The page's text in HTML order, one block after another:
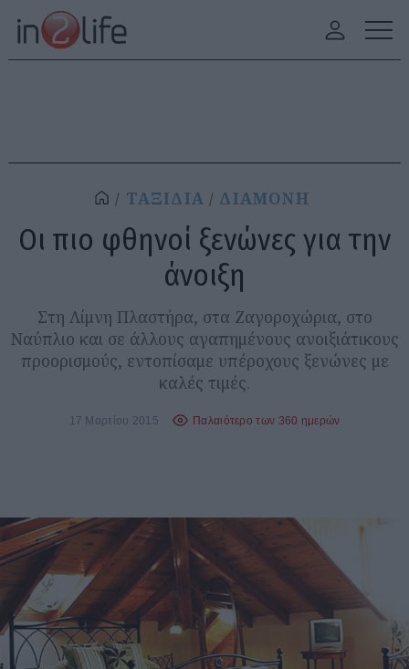
ΤΑΞΙΔΙΑ ΔΙΑΜΟΝΗ
Οι πιο φθηνοί ξενώνες για την
άνοιξη
Στη Λίμνη Πλαστήρα, στα Ζαγοροχώρια, στο
Ναύπλιο και σε άλλους αγαπημένους ανοιξιάτικους
προορισμούς, εντοπίσαμε υπέροχους ξενώνες με
καλές τιμές.
17 Μαρτίου 2015 Παλαιότερο των 360 ημερών